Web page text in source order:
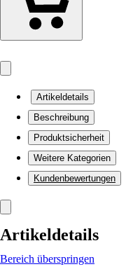
Artikeldetails
Beschreibung
Produktsicherheit
Weitere Kategorien
Kundenbewertungen
Artikeldetails
Bereich überspringen